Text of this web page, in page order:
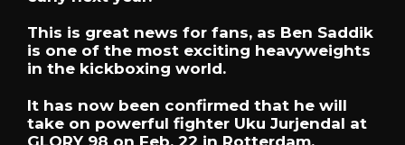
This is great news for fans, as Ben Saddik
is one of the most exciting heavyweights
in the kickboxing world.
It has now been confirmed that he will
take on powerful fighter Uku Jurjendal at
GLORY 98 on Feb. 22 in Rotterdam,